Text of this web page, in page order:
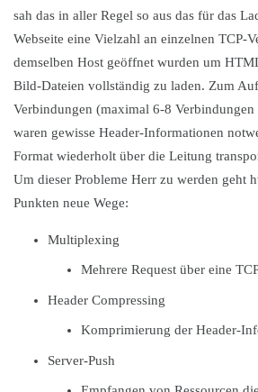
sah das in aller Regel so aus das für das
Webseite eine Vielzahl an einzelnen TCP-
demselben Host geöffnet wurden um
Bild-Dateien vollständig zu laden. Zum
Verbindungen (maximal 6-8
waren gewisse Header-Informationen
Format wiederholt über die Leitung
Um dieser Probleme Herr zu werden geht
Punkten neue Wege:
Multiplexing
Mehrere Request über eine
Header Compressing
Komprimierung der Header-
Server-Push